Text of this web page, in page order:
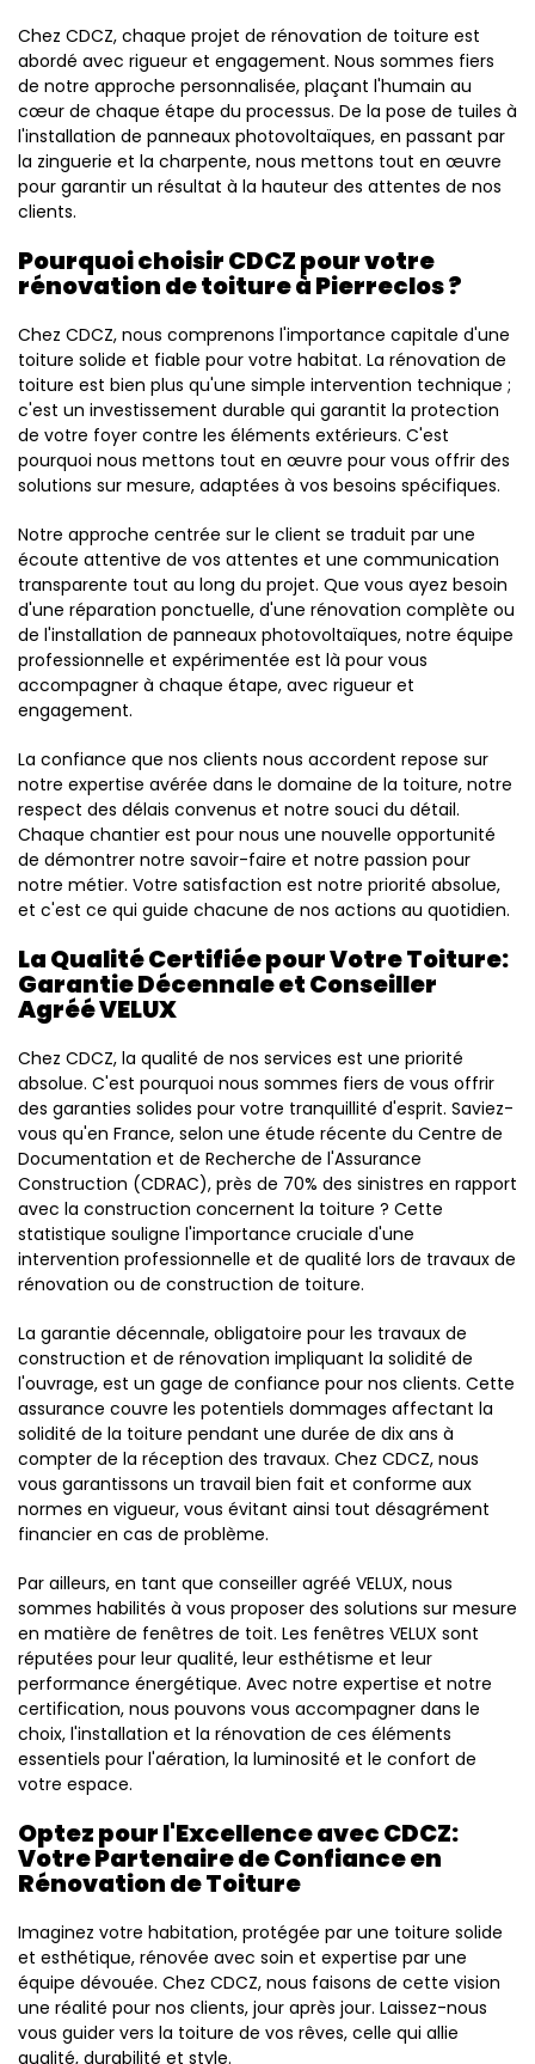
Chez CDCZ, chaque projet de rénovation de toiture est
abordé avec rigueur et engagement. Nous sommes fiers
de notre approche personnalisée, plaçant l'humain au
cœur de chaque étape du processus. De la pose de tuiles à
l'installation de panneaux photovoltaïques, en passant par
la zinguerie et la charpente, nous mettons tout en œuvre
pour garantir un résultat à la hauteur des attentes de nos
clients.
Pourquoi choisir CDCZ pour votre
rénovation de toiture à Pierreclos ?
Chez CDCZ, nous comprenons l'importance capitale d'une
toiture solide et fiable pour votre habitat. La rénovation de
toiture est bien plus qu'une simple intervention technique ;
c'est un investissement durable qui garantit la protection
de votre foyer contre les éléments extérieurs. C'est
pourquoi nous mettons tout en œuvre pour vous offrir des
solutions sur mesure, adaptées à vos besoins spécifiques.
Notre approche centrée sur le client se traduit par une
écoute attentive de vos attentes et une communication
transparente tout au long du projet. Que vous ayez besoin
d'une réparation ponctuelle, d'une rénovation complète ou
de l'installation de panneaux photovoltaïques, notre équipe
professionnelle et expérimentée est là pour vous
accompagner à chaque étape, avec rigueur et
engagement.
La confiance que nos clients nous accordent repose sur
notre expertise avérée dans le domaine de la toiture, notre
respect des délais convenus et notre souci du détail.
Chaque chantier est pour nous une nouvelle opportunité
de démontrer notre savoir-faire et notre passion pour
notre métier. Votre satisfaction est notre priorité absolue,
et c'est ce qui guide chacune de nos actions au quotidien.
La Qualité Certifiée pour Votre Toiture:
Garantie Décennale et Conseiller
Agréé VELUX
Chez CDCZ, la qualité de nos services est une priorité
absolue. C'est pourquoi nous sommes fiers de vous offrir
des garanties solides pour votre tranquillité d'esprit. Saviez-
vous qu'en France, selon une étude récente du Centre de
Documentation et de Recherche de l'Assurance
Construction (CDRAC), près de 70% des sinistres en rapport
avec la construction concernent la toiture ? Cette
statistique souligne l'importance cruciale d'une
intervention professionnelle et de qualité lors de travaux de
rénovation ou de construction de toiture.
La garantie décennale, obligatoire pour les travaux de
construction et de rénovation impliquant la solidité de
l'ouvrage, est un gage de confiance pour nos clients. Cette
assurance couvre les potentiels dommages affectant la
solidité de la toiture pendant une durée de dix ans à
compter de la réception des travaux. Chez CDCZ, nous
vous garantissons un travail bien fait et conforme aux
normes en vigueur, vous évitant ainsi tout désagrément
financier en cas de problème.
Par ailleurs, en tant que conseiller agréé VELUX, nous
sommes habilités à vous proposer des solutions sur mesure
en matière de fenêtres de toit. Les fenêtres VELUX sont
réputées pour leur qualité, leur esthétisme et leur
performance énergétique. Avec notre expertise et notre
certification, nous pouvons vous accompagner dans le
choix, l'installation et la rénovation de ces éléments
essentiels pour l'aération, la luminosité et le confort de
votre espace.
Optez pour l'Excellence avec CDCZ:
Votre Partenaire de Confiance en
Rénovation de Toiture
Imaginez votre habitation, protégée par une toiture solide
et esthétique, rénovée avec soin et expertise par une
équipe dévouée. Chez CDCZ, nous faisons de cette vision
une réalité pour nos clients, jour après jour. Laissez-nous
vous guider vers la toiture de vos rêves, celle qui allie
qualité, durabilité et style.